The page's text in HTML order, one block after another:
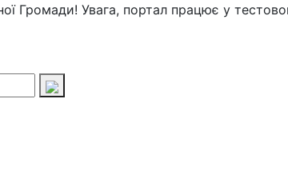
Громади! Увага, портал працює у